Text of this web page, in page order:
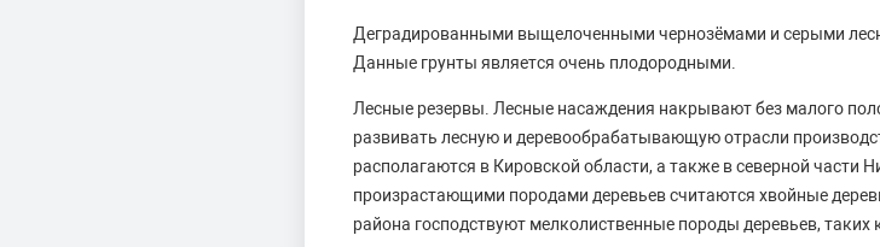
Деградированными выщелоченными чернозёмами и серыми
Данные грунты является очень плодородными.
Лесные резервы. Лесные насаждения накрывают без малого
развивать лесную и деревообрабатывающую отрасли
располагаются в Кировской области, а также в северной
произрастающими породами деревьев считаются хвойные
района господствуют мелколиственные породы деревьев, таких